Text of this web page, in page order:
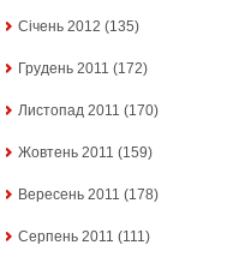
Січень 2012 (135)
Грудень 2011 (172)
Листопад 2011 (170)
Жовтень 2011 (159)
Вересень 2011 (178)
Серпень 2011 (111)